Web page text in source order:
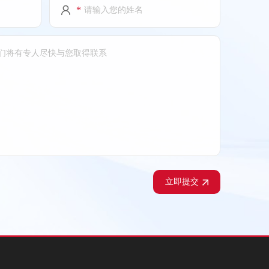
*
立即提交